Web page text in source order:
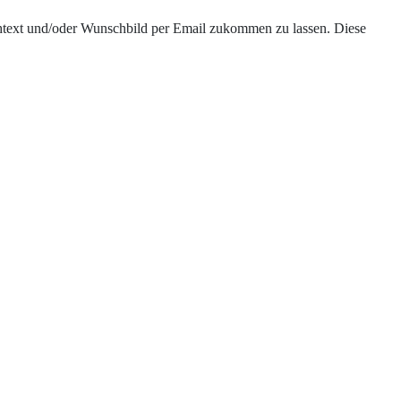
und/oder Wunschbild per Email zukommen zu lassen. Diese